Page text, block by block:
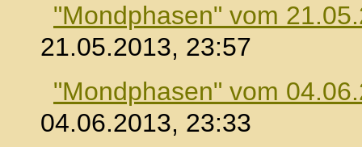
"Mondphasen" vom
21.05.2013, 23:57
"Mondphasen" vom
04.06.2013, 23:33